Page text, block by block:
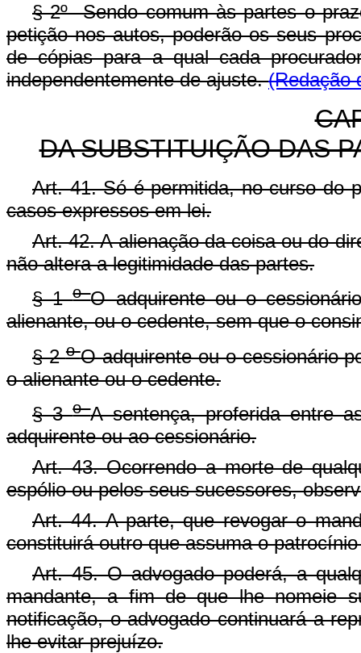
§ 2º Sendo comum às partes o
petição nos autos, poderão os seus
de cópias para a qual cada
independentemente de ajuste.(Redação
DA SUBSTITUIÇÃO DAS
Art. 41. Só é permitida, no curso do
casos expressos em lei.
Art. 42. A alienação da coisa ou do
não altera a legitimidade das partes.
§ 1oO adquirente ou o
alienante, ou o cedente, sem que o
§ 2oO adquirente ou o cessionário
o alienante ou o cedente.
§ 3oA sentença, proferida entre
adquirente ou ao cessionário.
Art. 43. Ocorrendo a morte de
espólio ou pelos seus sucessores,
Art. 44. A parte, que revogar o
constituirá outro que assuma o
Art. 45. O advogado poderá, a
mandante, a fim de que lhe nomeie
notificação, o advogado continuará a
lhe evitar prejuízo.